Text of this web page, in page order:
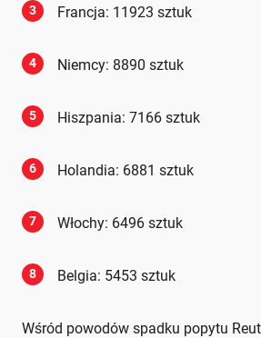
3 Francja: 11923 sztuk
4 Niemcy: 8890 sztuk
5 Hiszpania: 7166 sztuk
6 Holandia: 6881 sztuk
7 Włochy: 6496 sztuk
8 Belgia: 5453 sztuk
Wśród powodów spadku popytu